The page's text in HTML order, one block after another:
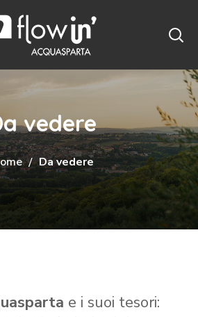
vedere
Da vedere
e i suoi tesori: